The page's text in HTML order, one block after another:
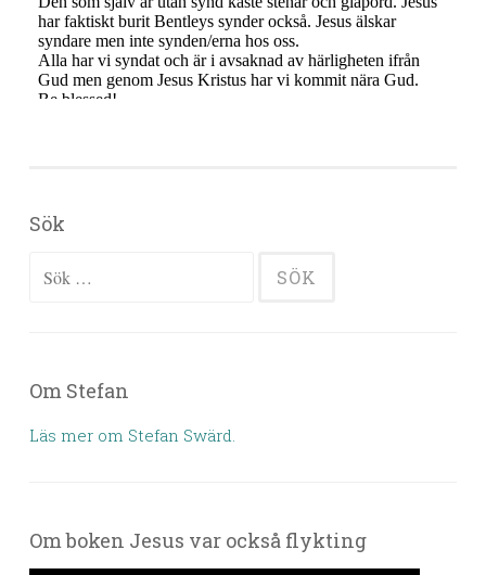
Sök
Sök efter:
Om Stefan
Läs mer om Stefan Swärd.
Om boken Jesus var också flykting